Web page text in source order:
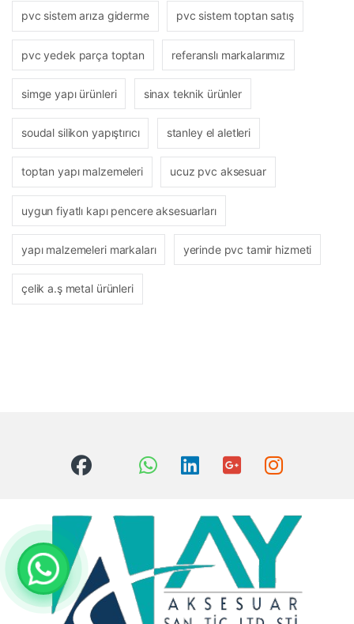
pvc sistem arıza giderme pvc sistem toptan satış
pvc yedek parça toptan referanslı markalarımız
simge yapı ürünleri sinax teknik ürünler
soudal silikon yapıştırıcı stanley el aletleri
toptan yapı malzemeleri ucuz pvc aksesuar
uygun fiyatlı kapı pencere aksesuarları
yapı malzemeleri markaları yerinde pvc tamir hizmeti
çelik a.ş metal ürünleri